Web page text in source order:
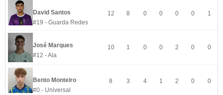
David Santos
#19 - Guarda Redes
12 8 0 0 0 0 1
José Marques
#12 - Ala
10 1 0 0 2 0 0
Bento Monteiro
#0 - Universal
8 3 4 1 2 0 0